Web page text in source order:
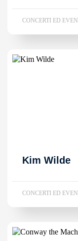
CONCERTI ED
Kim Wilde
CONCERTI ED